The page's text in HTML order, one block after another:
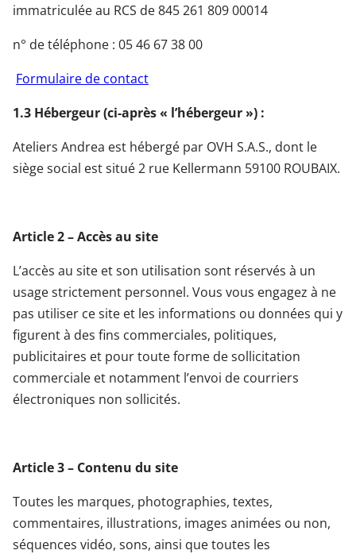
immatriculée au RCS de 845 261 809 00014
n° de téléphone : 05 46 67 38 00
Formulaire de contact
1.3 Hébergeur (ci-après « l’hébergeur ») :
Ateliers Andrea est hébergé par OVH S.A.S., dont le
siège social est situé 2 rue Kellermann 59100 ROUBAIX.
Article 2 – Accès au site
L’accès au site et son utilisation sont réservés à un
usage strictement personnel. Vous vous engagez à ne
pas utiliser ce site et les informations ou données qui y
figurent à des fins commerciales, politiques,
publicitaires et pour toute forme de sollicitation
commerciale et notamment l’envoi de courriers
électroniques non sollicités.
Article 3 – Contenu du site
Toutes les marques, photographies, textes,
commentaires, illustrations, images animées ou non,
séquences vidéo, sons, ainsi que toutes les